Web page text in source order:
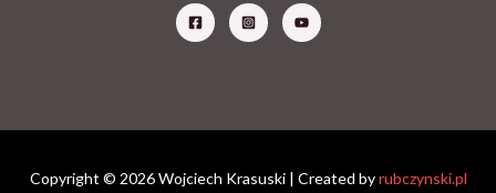
Copyright © 2026 Wojciech Krasuski | Created byrubczynski.pl